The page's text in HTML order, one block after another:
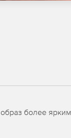
более